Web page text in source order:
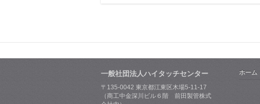
一般社団法人ハイタッチセンター
〒135-0042 東京都江東区木場5-11-17
（商工中金深川ビル６階 前田製管株式
ホーム